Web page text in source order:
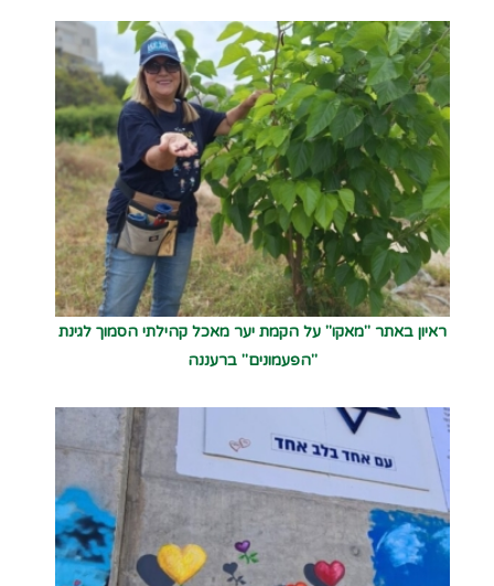
ראיון באתר "מאקו" על הקמת יער מאכל קהילתי הסמוך לגינת
"הפעמונים" ברעננה